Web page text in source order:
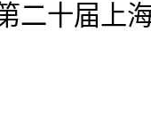
二十届上